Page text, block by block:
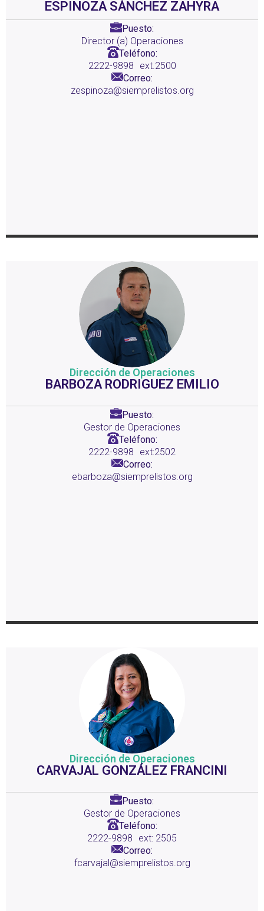
ESPINOZA SÁNCHEZ ZAHYRA
Puesto:
Director (a) Operaciones
Teléfono:
2222-9898
ext.2500
Correo:
zespinoza@siemprelistos.org
Dirección de Operaciones
BARBOZA RODRIGUEZ EMILIO
Puesto:
Gestor de Operaciones
Teléfono:
2222-9898
ext:2502
Correo:
ebarboza@siemprelistos.org
Dirección de Operaciones
CARVAJAL GONZÁLEZ FRANCINI
Puesto:
Gestor de Operaciones
Teléfono:
2222-9898
ext: 2505
Correo:
fcarvajal@siemprelistos.org